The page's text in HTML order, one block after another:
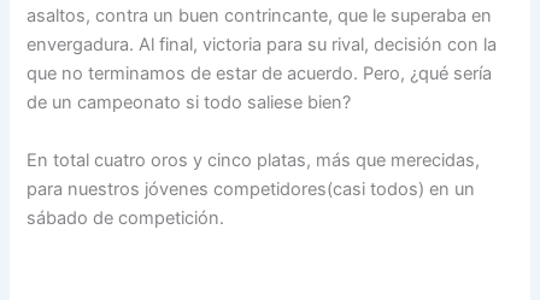
asaltos, contra un buen contrincante, que le superaba en
envergadura. Al final, victoria para su rival, decisión con la
que no terminamos de estar de acuerdo. Pero, ¿qué sería
de un campeonato si todo saliese bien?
En total cuatro oros y cinco platas, más que merecidas,
para nuestros jóvenes competidores(casi todos) en un
sábado de competición.